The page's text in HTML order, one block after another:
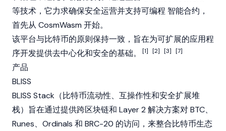
等技术，它力求确保安全运营并支持可编程 智能合约 ，
首先从 CosmWasm 开始。
该平台与比特币的原则保持一致，旨在为可扩展的应用程
序开发提供去中心化和安全的基础。
[1] [2] [3] [7]
产品
BLISS
BLISS Stack（比特币流动性、互操作性和安全扩展堆
栈）旨在通过提供跨区块链和 Layer 2 解决方案对 BTC、
Runes、 Ordinals 和 BRC-20 的访问，来整合比特币生态